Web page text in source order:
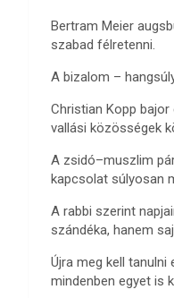
Bertram Meier
szabad félretenni.
A bizalom –
Christian Kopp
vallási közösségek
A zsidó–muszlim
kapcsolat súlyosan
A rabbi szerint
szándéka, hanem
Újra meg kell
mindenben egyet is